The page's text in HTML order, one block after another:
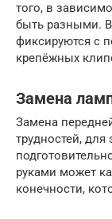
того, в
быть разными.
фиксируются с
крепёжных
Замена
Замена
трудностей, для
руками может
конечности,